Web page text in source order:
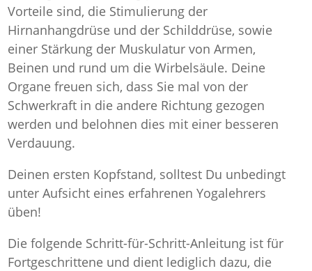
Vorteile sind, die Stimulierung der
Hirnanhangdrüse und der Schilddrüse, sowie
einer Stärkung der Muskulatur von Armen,
Beinen und rund um die Wirbelsäule. Deine
Organe freuen sich, dass Sie mal von der
Schwerkraft in die andere Richtung gezogen
werden und belohnen dies mit einer besseren
Verdauung.
Deinen ersten Kopfstand, solltest Du unbedingt
unter Aufsicht eines erfahrenen Yogalehrers
üben!
Die folgende Schritt-für-Schritt-Anleitung ist für
Fortgeschrittene und dient lediglich dazu, die